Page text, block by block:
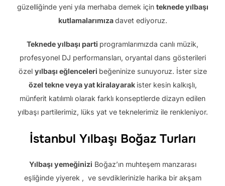
güzelliğinde yeni yıla merhaba demek için teknede yılbaşı
kutlamalarımızadavet ediyoruz.
Teknede yılbaşı parti programlarımızda canlı müzik,
profesyonel DJ performansları, oryantal dans gösterileri
özel yılbaşı eğlenceleri beğeninize sunuyoruz. İster size
özel tekne veya yat kiralayarak ister kesin kalkışlı,
münferit katılımlı olarak farklı konseptlerde dizayn edilen
yılbaşı partilerimiz, lüks yat ve teknelerimiz ile renkleniyor.
İstanbul Yılbaşı Boğaz Turları
Yılbaşı yemeğinizi Boğaz’ın muhteşem manzarası
eşliğinde yiyerek , ve sevdiklerinizle harika bir akşam